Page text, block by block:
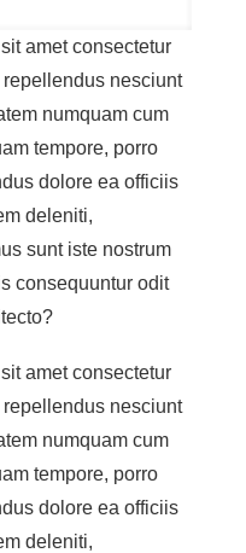
amet consectetur
nesciunt
numquam cum
tempore, porro
dolore ea officiis
deleniti,
sunt iste nostrum
consequuntur odit
amet consectetur
nesciunt
numquam cum
tempore, porro
dolore ea officiis
deleniti,